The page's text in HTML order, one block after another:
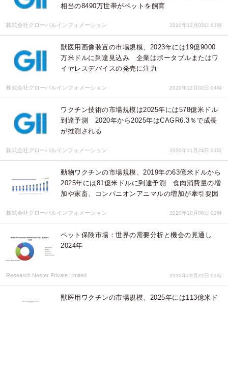
相当の8490万世帯がペットを飼育
株式会社グローバルインフォメーション 2020年12月03日 01時
獣医用画像装置の市場規模、2023年には19億9000
万米ドルに到達見込み 企業はポータブルまたはワ
イヤレスデバイスの発売に注力
株式会社グローバルインフォメーション 2020年12月02日 04時
ワクチン技術の市場規模は2025年には578億米ドル
到達予測 2020年から2025年はCAGR6.3％で成長
が推測される
株式会社グローバルインフォメーション 2020年11月24日 01時
動物ワクチンの市場規模、2019年の63億米ドルから
2025年には81億米ドルに到達予測 食肉消費量の増
加や家畜、コンパニオンアニマルの増加が牽引要因
株式会社グローバルインフォメーション 2020年10月06日 02時
ペット保険市場：世界の需要分析と機会の見通し
2024年
Research Nester Private Limited 2020年09月22日 01時
獣医用ワクチンの市場規模、2025年には113億米ド